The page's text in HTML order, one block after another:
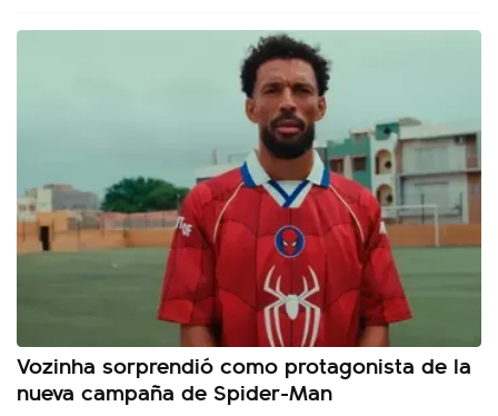
Vozinha sorprendió como protagonista de la
nueva campaña de Spider-Man